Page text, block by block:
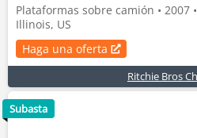
Plataformas sobre camión • 2007
Illinois, US
Haga una oferta
Ritchie Bros
Subasta